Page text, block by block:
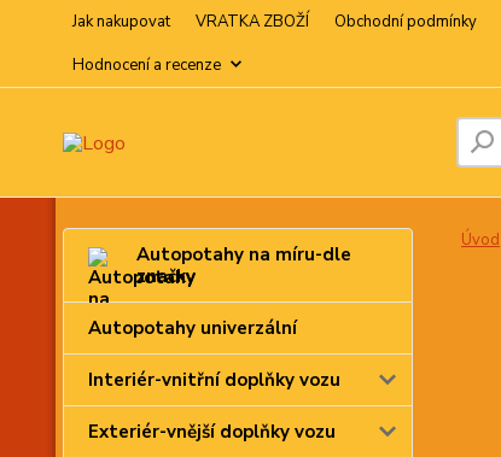
Jak nakupovat VRATKA ZBOŽÍ Obchodní podmínky
Hodnocení a recenze
Autopotahy na míru-dle
značky
Autopotahy univerzální
Interiér-vnitřní doplňky vozu
Exteriér-vnější doplňky vozu
Úvod